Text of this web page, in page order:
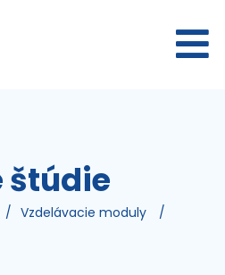
štúdie
/ Vzdelávacie moduly
/